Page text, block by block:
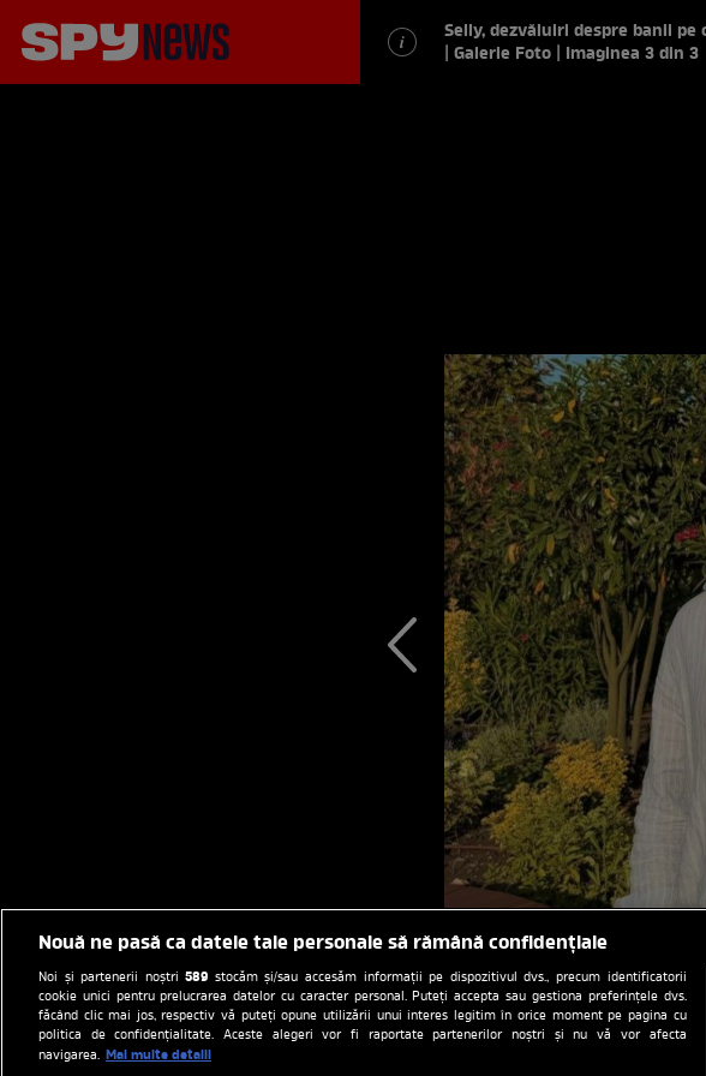
Selly, dezvăluiri despre banii
| Galerie Foto | Imaginea 3 din 3
Nouă ne pasă ca datele tale personale să rămână confidențiale
Noi și partenerii noștri589 stocăm și/sau accesăm informații pe dispozitivul dvs., precum identificatorii
cookie unici pentru prelucrarea datelor cu caracter personal. Puteți accepta sau gestiona preferințele dvs.
făcând clic mai jos, respectiv vă puteți opune utilizării unui interes legitim în orice moment pe pagina cu
politica de confidențialitate. Aceste alegeri vor fi raportate partenerilor noștri și nu vă vor afecta
navigarea. Mai multe detalii